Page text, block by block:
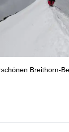
Breithorn-